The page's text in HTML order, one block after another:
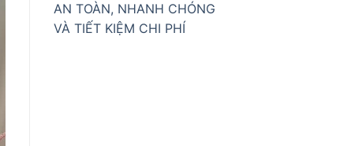
AN TOÀN, NHANH CHÓNG
VÀ TIẾT KIỆM CHI PHÍ